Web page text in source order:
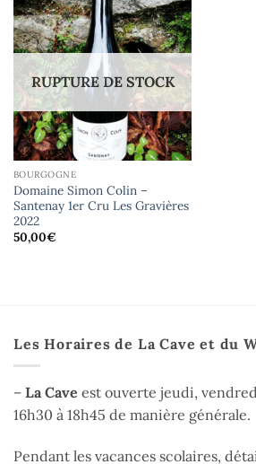
RUPTURE DE STOCK
BOURGOGNE
Domaine Simon Colin –
Santenay 1er Cru Les Gravières
2022
50,00€
Les Horaires de La Cave et du
– La Cave est ouverte jeudi,
16h30 à 18h45 de manière générale.
Pendant les vacances scolaires,